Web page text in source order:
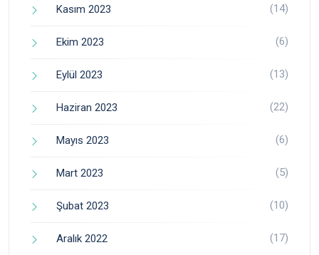
Kasım 2023 (14)
Ekim 2023 (6)
Eylül 2023 (13)
Haziran 2023 (22)
Mayıs 2023 (6)
Mart 2023 (5)
Şubat 2023 (10)
Aralık 2022 (17)